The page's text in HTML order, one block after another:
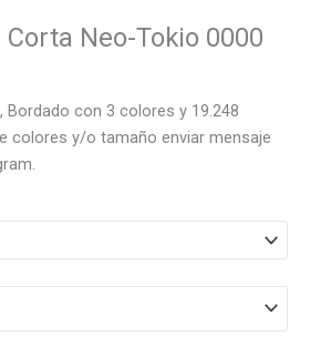
Neo-Tokio 0000
Bordado con 3 colores y 19.248
colores y/o tamaño enviar mensaje